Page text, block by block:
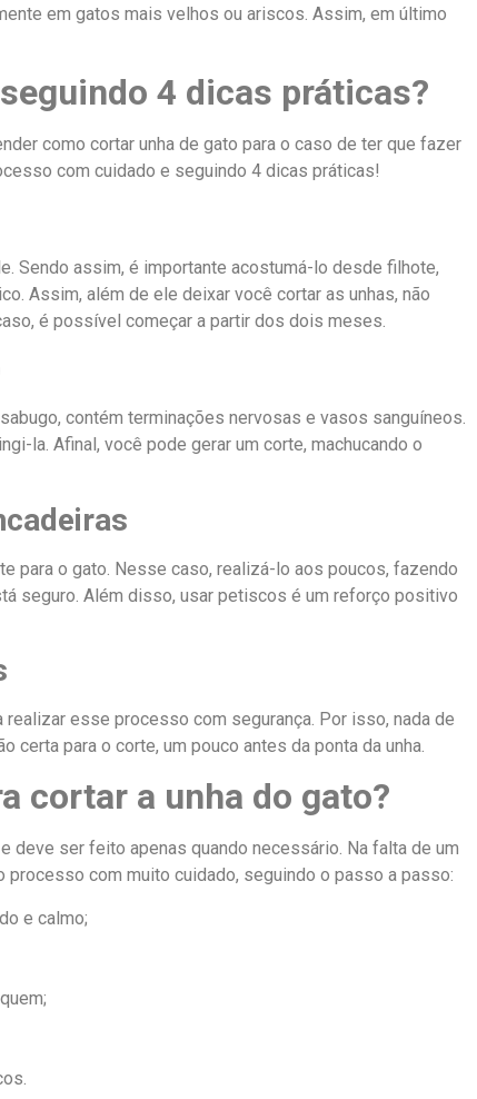
em gatos mais velhos ou ariscos. Assim, em último
4 dicas práticas?
como cortar unha de gato para o caso de ter que fazer
com cuidado e seguindo 4 dicas práticas!
Sendo assim, é importante acostumá-lo desde filhote,
Assim, além de ele deixar você cortar as unhas, não
é possível começar a partir dos dois meses.
contém terminações nervosas e vasos sanguíneos.
la. Afinal, você pode gerar um corte, machucando o
para o gato. Nesse caso, realizá-lo aos poucos, fazendo
seguro. Além disso, usar petiscos é um reforço positivo
esse processo com segurança. Por isso, nada de
certa para o corte, um pouco antes da ponta da unha.
cortar a unha do gato?
deve ser feito apenas quando necessário. Na falta de um
com muito cuidado, seguindo o passo a passo:
e calmo;